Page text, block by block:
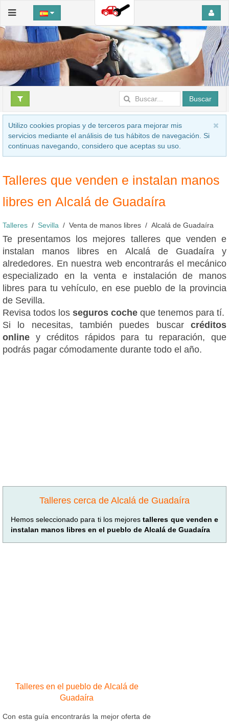
Buscar
Utilizo cookies propias y de terceros para mejorar mis
servicios mediante el análisis de tus hábitos de navegación. Si
continuas navegando, considero que aceptas su uso.
Talleres que venden e instalan manos
libres en Alcalá de Guadaíra
Talleres Sevilla Venta de manos libres Alcalá de Guadaíra
Te presentamos los mejores talleres que venden e
instalan manos libres en Alcalá de Guadaíra y
alrededores. En nuestra web encontrarás el mecánico
especializado en la venta e instalación de manos
libres para tu vehículo, en ese pueblo de la provincia
de Sevilla.
Revisa todos los seguros coche que tenemos para tí.
Si lo necesitas, también puedes buscar créditos
online y créditos rápidos para tu reparación, que
podrás pagar cómodamente durante todo el año.
Talleres cerca de Alcalá de Guadaíra
Hemos seleccionado para ti los mejorestalleres que venden e
instalan manos libres en el pueblo de Alcalá de Guadaíra
Talleres en el pueblo de Alcalá de
Guadaíra
Con esta guía encontrarás la mejor oferta de